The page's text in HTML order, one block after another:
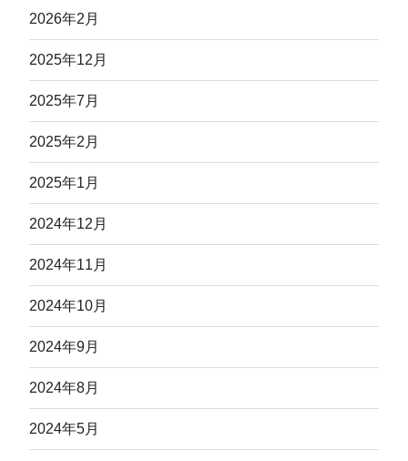
2026年2月
2025年12月
2025年7月
2025年2月
2025年1月
2024年12月
2024年11月
2024年10月
2024年9月
2024年8月
2024年5月